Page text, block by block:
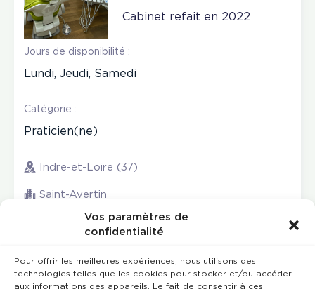
Vos paramètres de
confidentialité
Pour offrir les meilleures expériences, nous utilisons des
technologies telles que les cookies pour stocker et/ou accéder
aux informations des appareils. Le fait de consentir à ces
Cabinet refait en 2022
Jours de disponibilité :
Lundi, Jeudi, Samedi
Catégorie :
Praticien(ne)
Indre-et-Loire (37)
Saint-Avertin